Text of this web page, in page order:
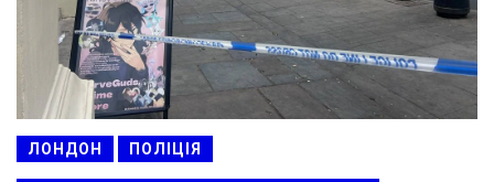
ЛОНДОН ПОЛІЦІЯ